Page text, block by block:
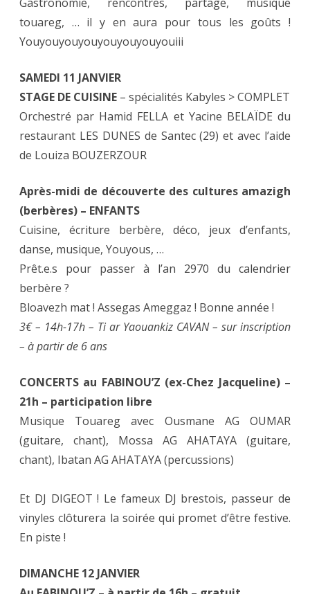
touareg, … il y en aura pour tous les goûts !
Youyouyouyouyouyouyouyouiii
SAMEDI 11 JANVIER
STAGE DE CUISINE – spécialités Kabyles > COMPLET
Orchestré par Hamid FELLA et Yacine BELAÏDE du
restaurant LES DUNES de Santec (29) et avec l’aide
de Louiza BOUZERZOUR
Après-midi de découverte des cultures amazigh
(berbères) – ENFANTS
Cuisine, écriture berbère, déco, jeux d’enfants,
danse, musique, Youyous, …
Prêt.e.s pour passer à l’an 2970 du calendrier
berbère ?
Bloavezh mat ! Assegas Ameggaz ! Bonne année !
3€ – 14h-17h – Ti ar Yaouankiz CAVAN – sur inscription
– à partir de 6 ans
CONCERTS au FABINOU’Z (ex-Chez Jacqueline) –
21h – participation libre
Musique Touareg avec Ousmane AG OUMAR
(guitare, chant), Mossa AG AHATAYA (guitare,
chant), Ibatan AG AHATAYA (percussions)
Et DJ DIGEOT ! Le fameux DJ brestois, passeur de
vinyles clôturera la soirée qui promet d’être festive.
En piste !
DIMANCHE 12 JANVIER